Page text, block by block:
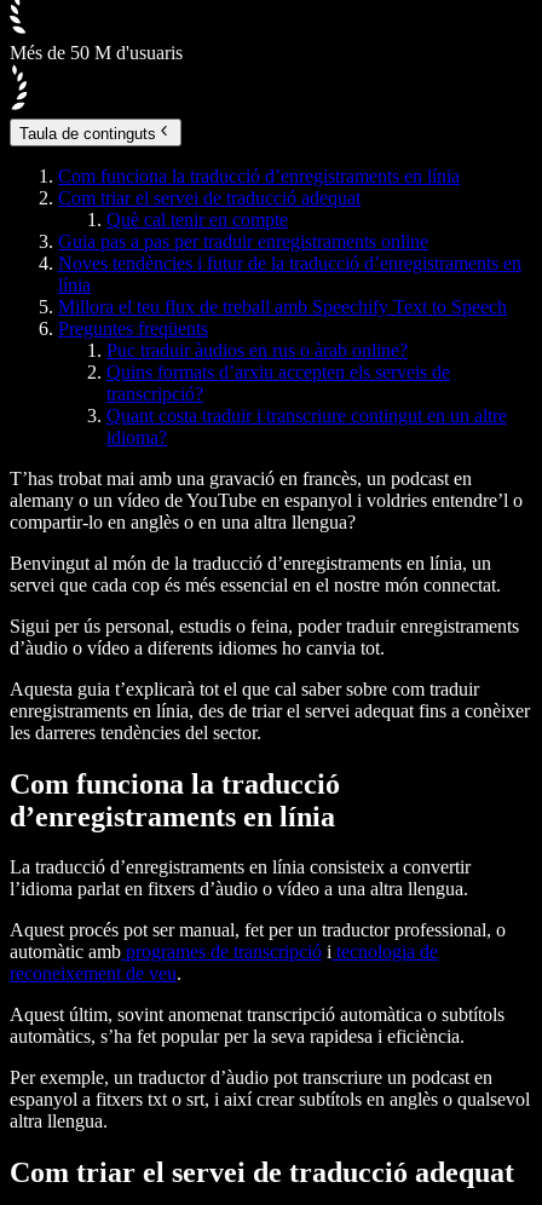
Més de 50 M d'usuaris
Taula de continguts
Com funciona la traducció d’enregistraments en línia
Com triar el servei de traducció adequat
Què cal tenir en compte
Guia pas a pas per traduir enregistraments online
Noves tendències i futur de la traducció d’enregistraments en
línia
Millora el teu flux de treball amb Speechify Text to Speech
Preguntes freqüents
Puc traduir àudios en rus o àrab online?
Quins formats d’arxiu accepten els serveis de
transcripció?
Quant costa traduir i transcriure contingut en un altre
idioma?
T’has trobat mai amb una gravació en francès, un podcast en
alemany o un vídeo de YouTube en espanyol i voldries entendre’l o
compartir-lo en anglès o en una altra llengua?
Benvingut al món de la traducció d’enregistraments en línia, un
servei que cada cop és més essencial en el nostre món connectat.
Sigui per ús personal, estudis o feina, poder traduir enregistraments
d’àudio o vídeo a diferents idiomes ho canvia tot.
Aquesta guia t’explicarà tot el que cal saber sobre com traduir
enregistraments en línia, des de triar el servei adequat fins a conèixer
les darreres tendències del sector.
Com funciona la traducció
d’enregistraments en línia
La traducció d’enregistraments en línia consisteix a convertir
l’idioma parlat en fitxers d’àudio o vídeo a una altra llengua.
Aquest procés pot ser manual, fet per un traductor professional, o
automàtic amb programes de transcripció i tecnologia de
reconeixement de veu.
Aquest últim, sovint anomenat transcripció automàtica o subtítols
automàtics, s’ha fet popular per la seva rapidesa i eficiència.
Per exemple, un traductor d’àudio pot transcriure un podcast en
espanyol a fitxers txt o srt, i així crear subtítols en anglès o qualsevol
altra llengua.
Com triar el servei de traducció adequat